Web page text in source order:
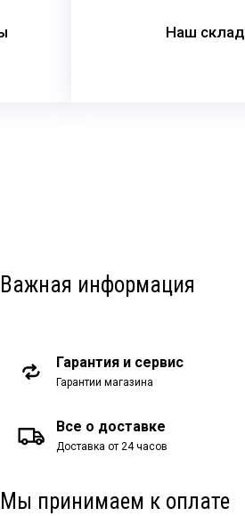
Наш склад
Важная информация
Гарантия и сервис
Гарантии магазина
Все о доставке
Доставка от 24 часов
Мы принимаем к оплате